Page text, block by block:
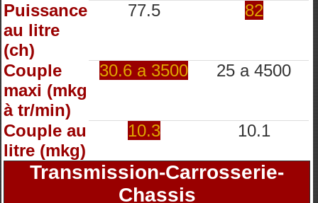
Puissance
au litre
(ch)
77.5 82
Couple
maxi (mkg
à tr/min)
30.6 a 3500 25 a 4500
Couple au
litre (mkg)
10.3 10.1
Transmission-Carrosserie-
Chassis